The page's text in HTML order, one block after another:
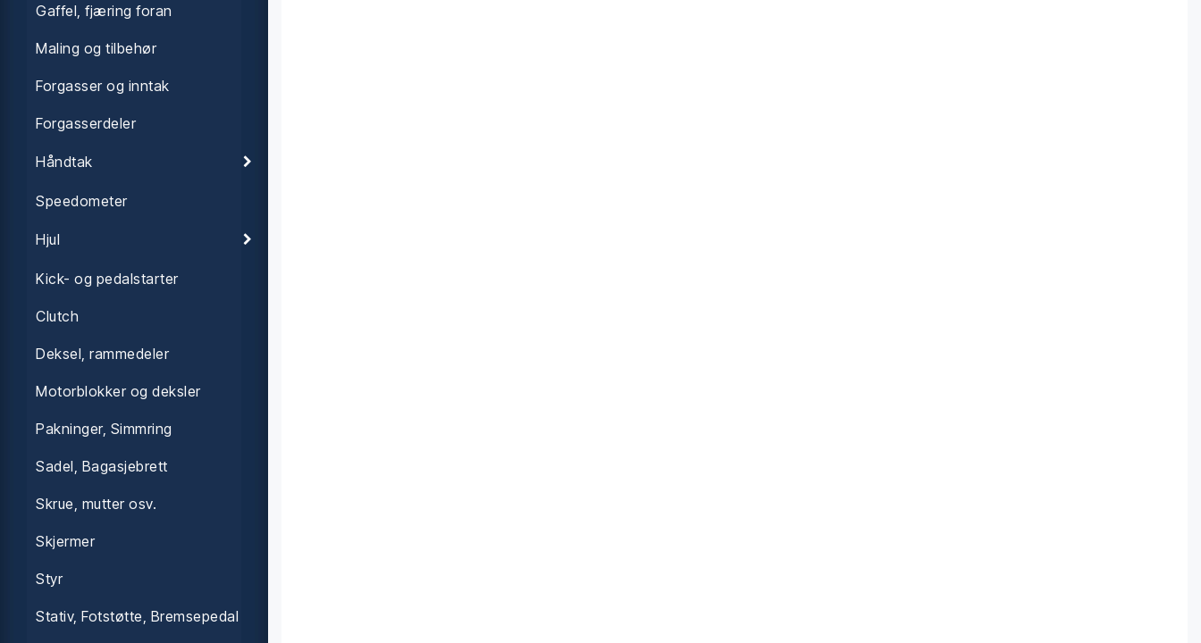
Gaffel, fjæring foran
Maling og tilbehør
Forgasser og inntak
Forgasserdeler
Håndtak
Speedometer
Hjul
Kick- og pedalstarter
Clutch
Deksel, rammedeler
Motorblokker og deksler
Pakninger, Simmring
Sadel, Bagasjebrett
Skrue, mutter osv.
Skjermer
Styr
Stativ, Fotstøtte, Bremsepedal